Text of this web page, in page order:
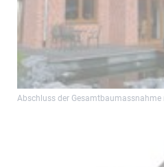
Abschluss der